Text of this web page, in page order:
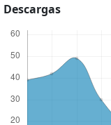
Descargas